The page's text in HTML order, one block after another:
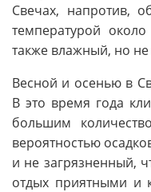
Свечах, напротив,
температурой
также влажный, но не
Весной и осенью в
В это время года
большим
вероятностью
и не загрязненный,
отдых приятными и